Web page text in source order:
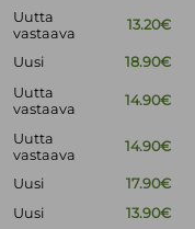
Uutta
vastaava
13.20€
Uusi
18.90€
Uutta
vastaava
14.90€
Uutta
vastaava
14.90€
Uusi
17.90€
Uusi
13.90€